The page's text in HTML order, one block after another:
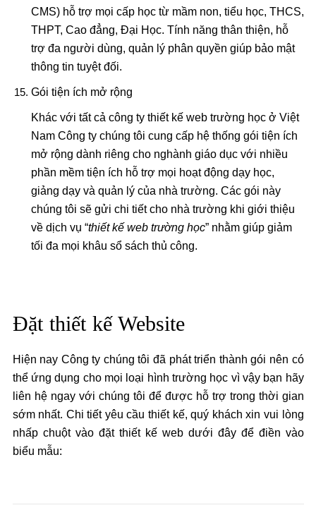
CMS) hỗ trợ mọi cấp học từ mầm non, tiểu học, THCS,
THPT, Cao đẳng, Đại Học. Tính năng thân thiện, hỗ
trợ đa người dùng, quản lý phân quyền giúp bảo mật
thông tin tuyệt đối.
Gói tiện ích mở rộng
Khác với tất cả công ty thiết kế web trường học ở Việt
Nam Công ty chúng tôi cung cấp hệ thống gói tiện ích
mở rộng dành riêng cho nghành giáo dục với nhiều
phần mềm tiện ích hỗ trợ mọi hoạt động dạy học,
giảng dạy và quản lý của nhà trường. Các gói này
chúng tôi sẽ gửi chi tiết cho nhà trường khi giới thiệu
về dịch vụ “thiết kế web trường học” nhằm giúp giảm
tối đa mọi khâu sổ sách thủ công.
Đặt thiết kế Website
Hiện nay Công ty chúng tôi đã phát triển thành gói nên có
thể ứng dụng cho mọi loại hình trường học vì vậy bạn hãy
liên hệ ngay với chúng tôi để được hỗ trợ trong thời gian
sớm nhất. Chi tiết yêu cầu thiết kế, quý khách xin vui lòng
nhấp chuột vào đặt thiết kế web dưới đây để điền vào
biểu mẫu: